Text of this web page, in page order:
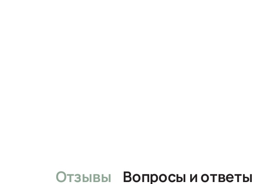
Отзывы Вопросы и ответы